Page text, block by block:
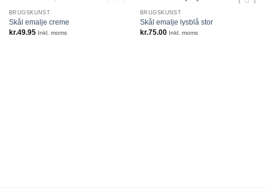
IKKE PÅ LAGER
BRUGSKUNST
Skål emalje creme
kr.49.95 Inkl. moms
BRUGSKUNST
Skål emalje lysblå stor
kr.75.00 Inkl. moms